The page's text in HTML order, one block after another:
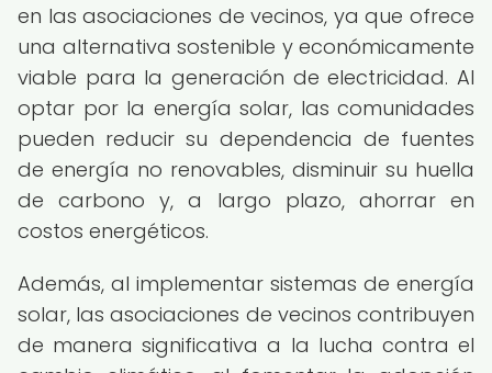
en las asociaciones de vecinos, ya que ofrece
una alternativa sostenible y económicamente
viable para la generación de electricidad. Al
optar por la energía solar, las comunidades
pueden reducir su dependencia de fuentes
de energía no renovables, disminuir su huella
de carbono y, a largo plazo, ahorrar en
costos energéticos.
Además, al implementar sistemas de energía
solar, las asociaciones de vecinos contribuyen
de manera significativa a la lucha contra el